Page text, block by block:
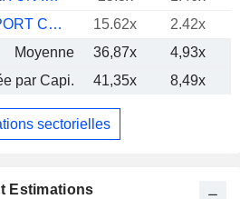
SHENZHEN AIRPORT CO., LTD.
15.62x
2.42x
Moyenne
36,87x 4,93x
par Capi.
41,35x 8,49x
sectorielles
Estimations